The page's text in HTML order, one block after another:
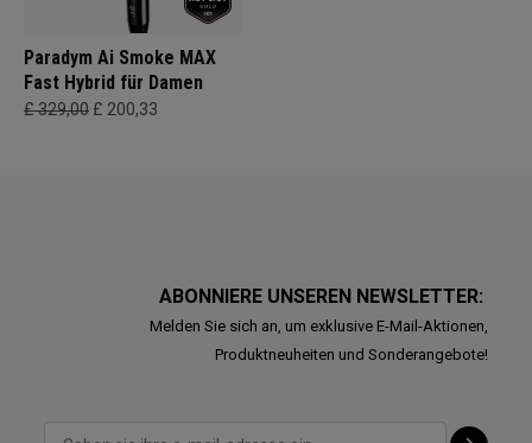
Paradym Ai Smoke MAX
Fast Hybrid für Damen
£ 329,00 £ 200,33
ABONNIERE UNSEREN NEWSLETTER:
Melden Sie sich an, um exklusive E-Mail-Aktionen,
Produktneuheiten und Sonderangebote!